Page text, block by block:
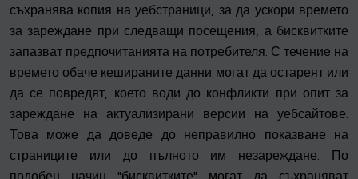
съхранява копия на уебстраници, за да ускори времето
за зареждане при следващи посещения, а бисквитките
запазват предпочитанията на потребителя. С течение на
времето обаче кешираните данни могат да остареят или
да се повредят, което води до конфликти при опит за
зареждане на актуализирани версии на уебсайтове.
Това може да доведе до неправилно показване на
страниците или до пълното им незареждане. По